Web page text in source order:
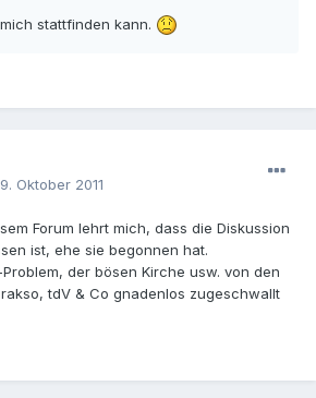
stattfinden kann.
Oktober 2011
Forum lehrt mich, dass die Diskussion
ist, ehe sie begonnen hat.
der bösen Kirche usw. von den
tdV & Co gnadenlos zugeschwallt